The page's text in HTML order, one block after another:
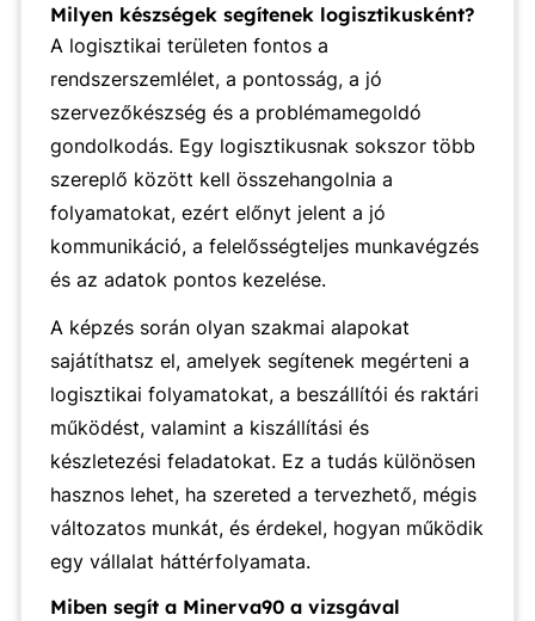
Milyen készségek segítenek logisztikusként?
A logisztikai területen fontos a
rendszerszemlélet, a pontosság, a jó
szervezőkészség és a problémamegoldó
gondolkodás. Egy logisztikusnak sokszor több
szereplő között kell összehangolnia a
folyamatokat, ezért előnyt jelent a jó
kommunikáció, a felelősségteljes munkavégzés
és az adatok pontos kezelése.
A képzés során olyan szakmai alapokat
sajátíthatsz el, amelyek segítenek megérteni a
logisztikai folyamatokat, a beszállítói és raktári
működést, valamint a kiszállítási és
készletezési feladatokat. Ez a tudás különösen
hasznos lehet, ha szereted a tervezhető, mégis
változatos munkát, és érdekel, hogyan működik
egy vállalat háttérfolyamata.
Miben segít a Minerva90 a vizsgával